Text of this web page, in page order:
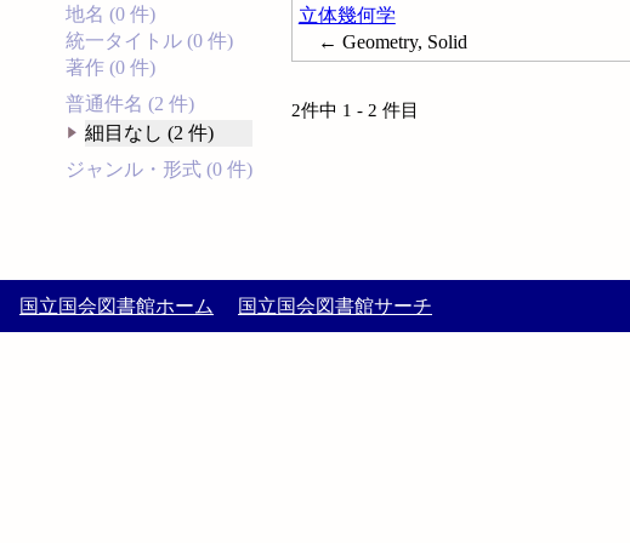
地名 (0 件)
統一タイトル (0 件)
著作 (0 件)
普通件名 (2 件)
細目なし (2 件)
ジャンル・形式 (0 件)
立体幾何学
← Geometry, Solid
2件中 1 - 2 件目
国立国会図書館ホーム 国立国会図書館サーチ